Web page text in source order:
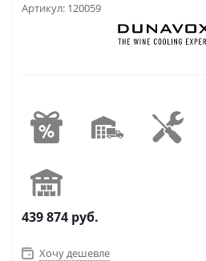
Артикул: 120059
439 874 руб.
Хочу дешевле